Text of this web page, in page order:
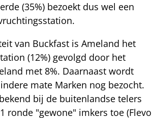
(35%) bezoekt dus wel een
van Buckfast is Ameland het
(12%) gevolgd door het
met 8%. Daarnaast wordt
mate Marken nog bezocht.
bij de buitenlandse telers
ronde "gewone" imkers toe (Flevo